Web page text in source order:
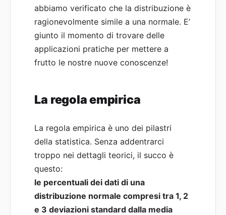
abbiamo verificato che la distribuzione è
ragionevolmente simile a una normale. E’
giunto il momento di trovare delle
applicazioni pratiche per mettere a
frutto le nostre nuove conoscenze!
La regola empirica
La regola empirica è uno dei pilastri
della statistica. Senza addentrarci
troppo nei dettagli teorici, il succo è
questo:
le percentuali dei dati di una
distribuzione normale compresi tra 1, 2
e 3 deviazioni standard dalla media